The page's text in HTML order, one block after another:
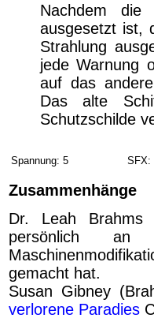
Nachdem die
ausgesetzt ist,
Strahlung
jede Warnung
auf das
Das alte
Schutzschilde
Spannung: 5 SFX:
Zusammenhänge
Dr. Leah
persönlich
gemacht hat.
Susan Gibney
verlorene Paradies